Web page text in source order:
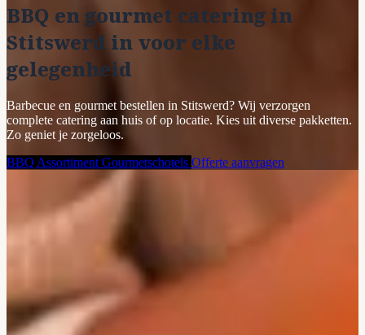
BBQ en gourmet catering in
Stitswerd in voor elke
gelegenheid
Barbecue en gourmet bestellen in Stitswerd? Wij verzorgen
complete catering aan huis of op locatie. Kies uit diverse pakketten.
Zo geniet je zorgeloos.
BBQ Assortiment Gourmetschotels Offerte aanvragen